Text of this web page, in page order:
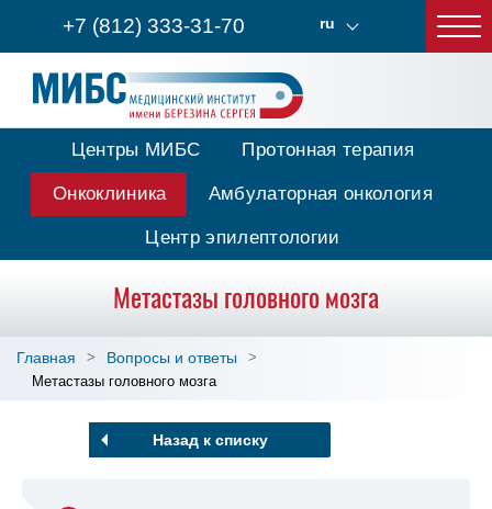
Центры МИБС Протонная терапия
Онкоклиника Амбулаторная онкология
Центр эпилептологии
+7 (812) 333-31-70 ru
Метастазы головного мозга
Главная Вопросы и ответы
Метастазы головного мозга
Назад к списку